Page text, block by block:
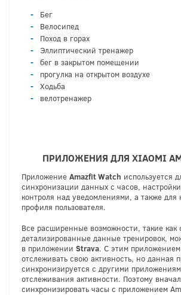
Бег
Велосипед
Поход в горах
Эллиптический тренажер
бег в закрытом помещении
прогулка на открытом воздухе
Ходьба
велотренажер
ПРИЛОЖЕНИЯ ДЛЯ XIAOMI
Приложение Amazfit Watch используется
синхронизации данных с часов,
контроля над уведомлениями, а также для
профиля пользователя.
Все расширенные возможности, такие как
детализированные данные тренировок,
в приложении Strava. С этим
отслеживать свою активность, но данная
синхронизируется с другими
отслеживания активности. Поэтому
синхронизировать часы с приложением